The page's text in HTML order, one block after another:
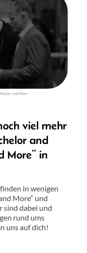
Master and More
viel mehr
and
More“ in
in wenigen
More“ und
sind dabei und
rund ums
uns auf dich!